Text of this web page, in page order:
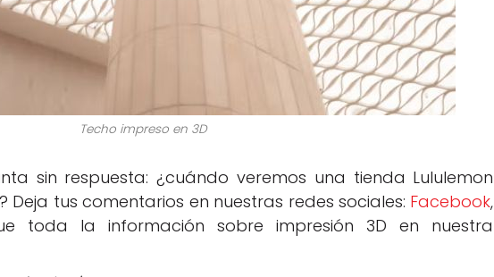
Techo impreso en 3D
sin respuesta: ¿cuándo veremos una tienda Lululemon
Deja tus comentarios en nuestras redes sociales: Facebook,
toda la información sobre impresión 3D en nuestra